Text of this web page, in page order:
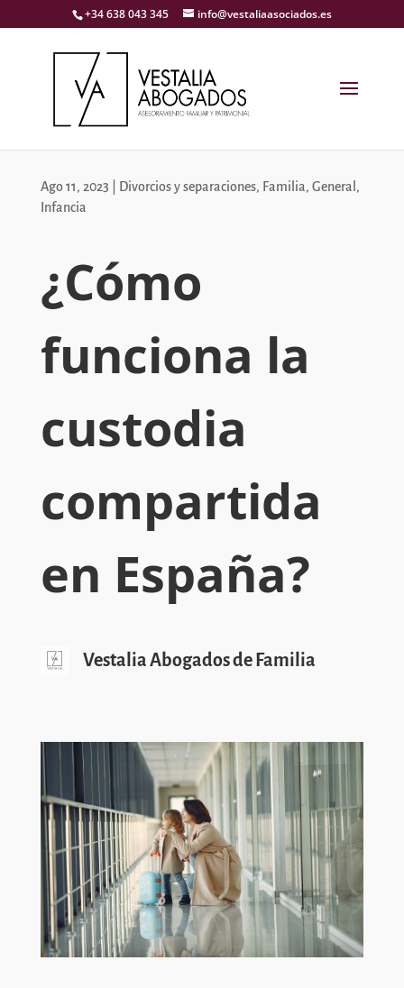
+34 638 043 345 info@vestaliaasociados.es
Ago 11, 2023 Divorcios y separaciones, Familia, General ,
Infancia
¿Cómo
funciona la
custodia
compartida
en España?
Vestalia Abogados de Familia